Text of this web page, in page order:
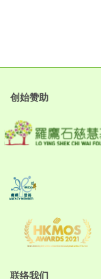
创始赞助
联络我们